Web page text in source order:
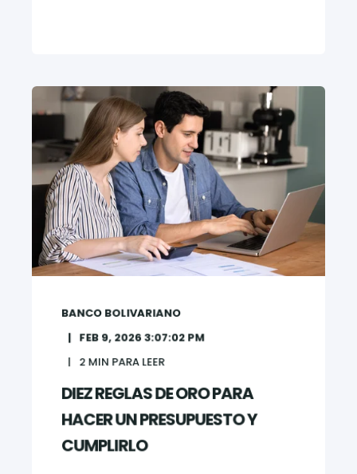
BANCO BOLIVARIANO
FEB 9, 2026 3:07:02 PM
2 MIN PARA LEER
DIEZ REGLAS DE ORO PARA
HACER UN PRESUPUESTO Y
CUMPLIRLO